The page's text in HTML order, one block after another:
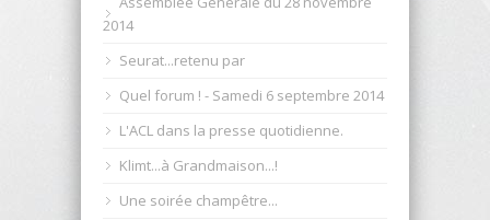
2014
Seurat...retenu par
Quel forum ! - Samedi 6 septembre 2014
L'ACL dans la presse quotidienne.
Klimt...à Grandmaison...!
Une soirée champêtre...